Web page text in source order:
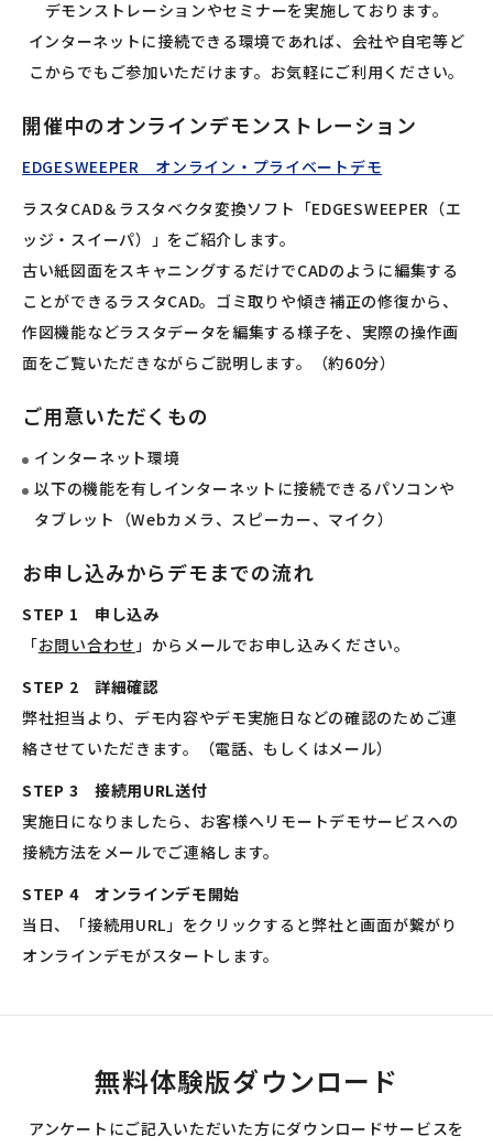
デモンストレーションやセミナーを実施しております。
インターネットに接続できる環境であれば、会社や自宅等ど
こからでもご参加いただけます。お気軽にご利用ください。
開催中のオンラインデモンストレーション
EDGESWEEPER オンライン・プライベートデモ
ラスタCAD＆ラスタベクタ変換ソフト「EDGESWEEPER（エ
ッジ・スイーパ）」をご紹介します。
古い紙図面をスキャニングするだけでCADのように編集する
ことができるラスタCAD。ゴミ取りや傾き補正の修復から、
作図機能などラスタデータを編集する様子を、実際の操作画
面をご覧いただきながらご説明します。（約60分）
ご用意いただくもの
インターネット環境
以下の機能を有しインターネットに接続できるパソコンや
タブレット（Webカメラ、スピーカー、マイク）
お申し込みからデモまでの流れ
STEP 1 申し込み
「お問い合わせ」からメールでお申し込みください。
STEP 2 詳細確認
弊社担当より、デモ内容やデモ実施日などの確認のためご連
絡させていただきます。（電話、もしくはメール）
STEP 3 接続用URL送付
実施日になりましたら、お客様へリモートデモサービスへの
接続方法をメールでご連絡します。
STEP 4 オンラインデモ開始
当日、「接続用URL」をクリックすると弊社と画面が繋がり
オンラインデモがスタートします。
無料体験版ダウンロード
アンケートにご記入いただいた方にダウンロードサービスを